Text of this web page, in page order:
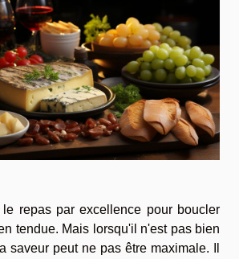
le repas par excellence pour boucler
tendue. Mais lorsqu'il n'est pas bien
saveur peut ne pas être maximale. Il